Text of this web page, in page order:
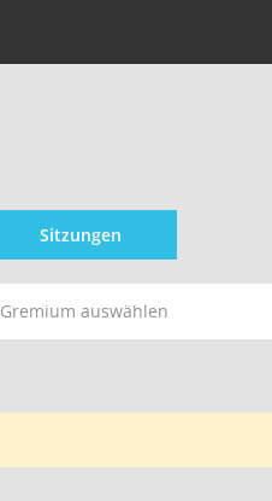
Sitzungen
Gremium auswählen